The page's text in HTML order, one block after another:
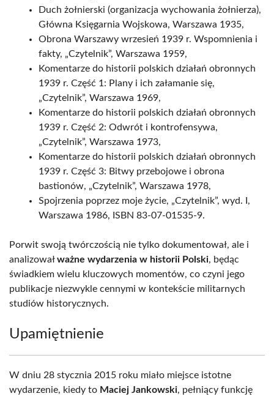
Duch żołnierski (organizacja wychowania żołnierza),
Główna Księgarnia Wojskowa, Warszawa 1935,
Obrona Warszawy wrzesień 1939 r. Wspomnienia i
fakty, „Czytelnik”, Warszawa 1959,
Komentarze do historii polskich działań obronnych
1939 r. Część 1: Plany i ich załamanie się,
„Czytelnik”, Warszawa 1969,
Komentarze do historii polskich działań obronnych
1939 r. Część 2: Odwrót i kontrofensywa,
„Czytelnik”, Warszawa 1973,
Komentarze do historii polskich działań obronnych
1939 r. Część 3: Bitwy przebojowe i obrona
bastionów, „Czytelnik”, Warszawa 1978,
Spojrzenia poprzez moje życie, „Czytelnik”, wyd. I,
Warszawa 1986, ISBN 83-07-01535-9.
Porwit swoją twórczością nie tylko dokumentował, ale i
analizowałważne wydarzenia w historii Polski, będąc
świadkiem wielu kluczowych momentów, co czyni jego
publikacje niezwykle cennymi w kontekście militarnych
studiów historycznych.
Upamiętnienie
W dniu 28 stycznia 2015 roku miało miejsce istotne
wydarzenie, kiedy to Maciej Jankowski, pełniący funkcję